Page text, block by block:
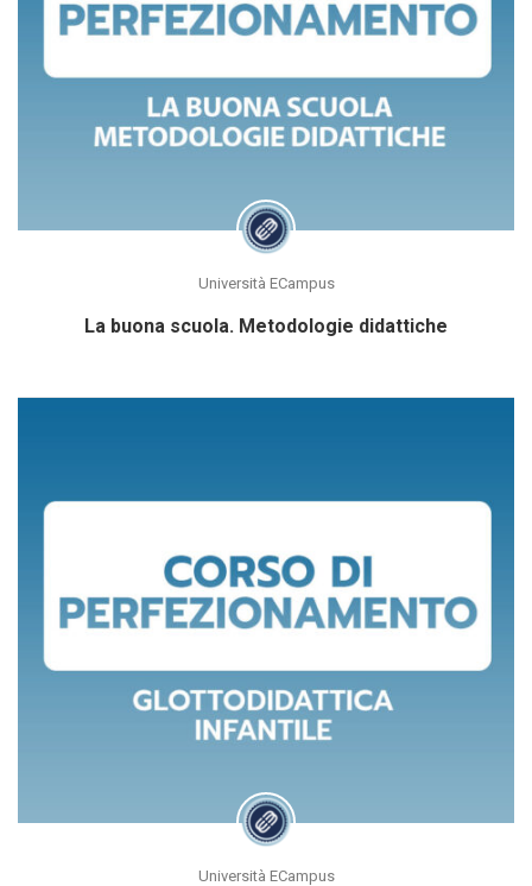
Università ECampus
La buona scuola. Metodologie didattiche
Università ECampus